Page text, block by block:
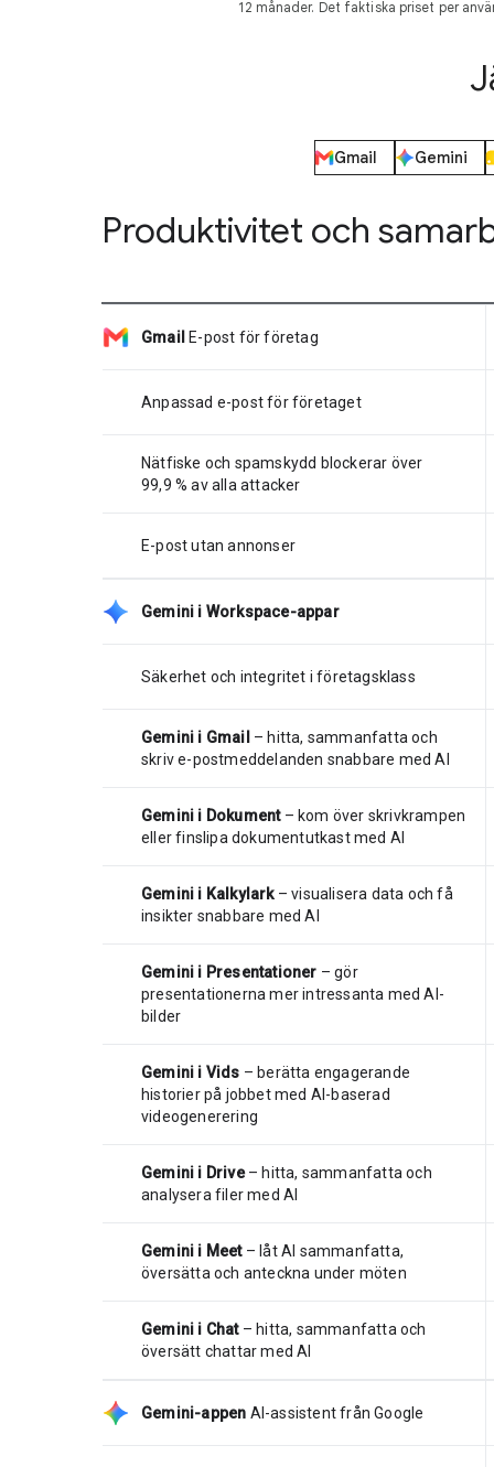
12 månader. Det faktiska priset per
Gmail
Gemini
Produktivitet och
Gmail E-post för företag
Anpassad e-post för företaget
Nätfiske och spamskydd blockerar över
99,9 % av alla attacker
E-post utan annonser
Gemini i Workspace-appar
Säkerhet och integritet i företagsklass
Gemini i Gmail – hitta, sammanfatta och
skriv e-postmeddelanden snabbare med AI
Gemini i Dokument– kom över skrivkrampen
eller finslipa dokumentutkast med AI
Gemini i Kalkylark– visualisera data och få
insikter snabbare med AI
Gemini i Presentationer – gör
presentationerna mer intressanta med AI-
bilder
Gemini i Vids – berätta engagerande
historier på jobbet med AI-baserad
videogenerering
Gemini i Drive– hitta, sammanfatta och
analysera filer med AI
Gemini i Meet– låt AI sammanfatta,
översätta och anteckna under möten
Gemini i Chat– hitta, sammanfatta och
översätt chattar med AI
Gemini-appen AI-assistent från Google